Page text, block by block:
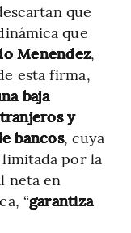
que
que
Menéndez,
esta firma,
baja
y
bancos, cuya
por la
neta en
“garantiza